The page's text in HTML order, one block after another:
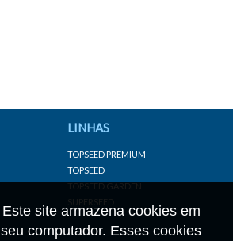
Este site armazena cookies em
seu computador. Esses cookies
LINHAS
TOPSEED PREMIUM
TOPSEED
TOPSEED GARDEN
SUPERSEED